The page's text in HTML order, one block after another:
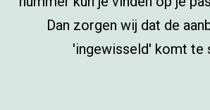
Dan zorgen wij dat de
'ingewisseld' komt te